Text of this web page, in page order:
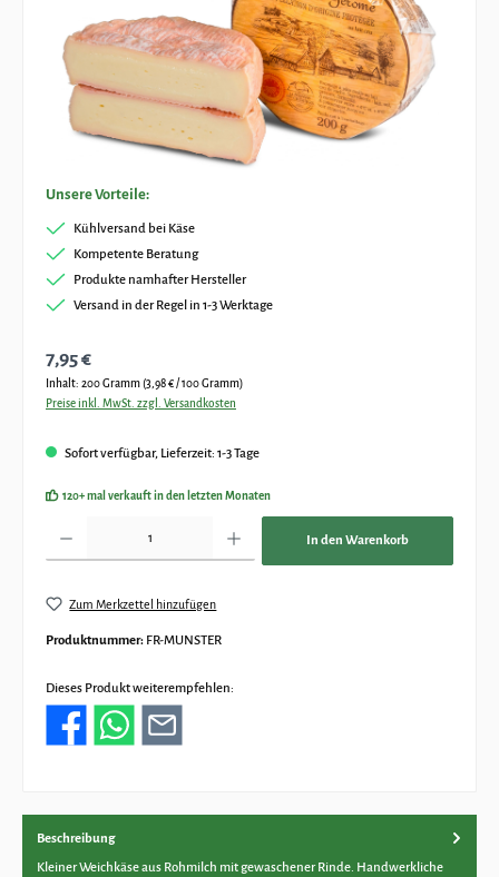
Unsere Vorteile:
Kühlversand bei Käse
Kompetente Beratung
Produkte namhafter Hersteller
Versand in der Regel in 1-3 Werktage
Regulärer Preis:
7,95 €
Inhalt: 200 Gramm(3,98 € / 100 Gramm)
Preise inkl. MwSt. zzgl. Versandkosten
Sofort verfügbar, Lieferzeit: 1-3 Tage
120+ mal verkauft in den letzten Monaten
In den Warenkorb
Zum Merkzettel hinzufügen
Produktnummer: FR-MUNSTER
Dieses Produkt weiterempfehlen:
Beschreibung
Kleiner Weichkäse aus Rohmilch mit gewaschener Rinde. Handwerkliche